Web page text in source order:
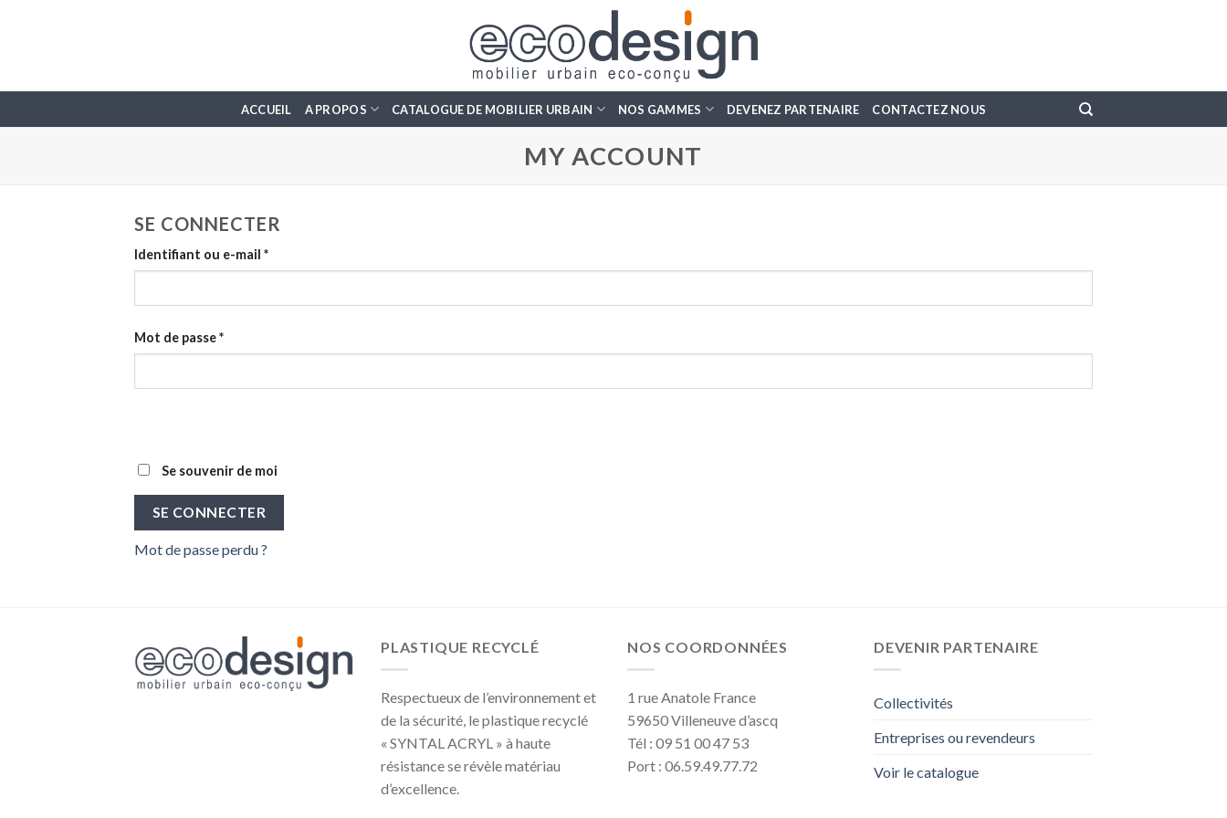
ACCUEIL A PROPOS CATALOGUE DE MOBILIER URBAIN NOS GAMMES DEVENEZ PARTENAIRE CONTACTEZ NOUS
MY ACCOUNT
SE CONNECTER
Identifiant ou e-mail *
Mot de passe*
Se souvenir de moi
SE CONNECTER
Mot de passe perdu ?
PLASTIQUE RECYCLÉ
Respectueux de l’environnement et
de la sécurité, le plastique recyclé
« SYNTAL ACRYL » à haute
résistance se révèle matériau
d’excellence.
NOS COORDONNÉES
1 rue Anatole France
59650 Villeneuve d’ascq
Tél : 09 51 00 47 53
Port : 06.59.49.77.72
DEVENIR PARTENAIRE
Collectivités
Entreprises ou revendeurs
Voir le catalogue